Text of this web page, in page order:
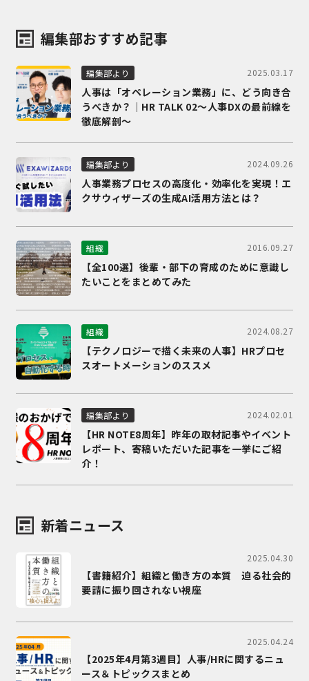
編集部おすすめ記事
編集部より 2025.03.17
人事は「オペレーション業務」に、どう向き合
うべきか？｜HR TALK 02～人事DXの最前線を
徹底解剖～
編集部より 2024.09.26
人事業務プロセスの高度化・効率化を実現！エ
クサウィザーズの生成AI活用方法とは？
組織 2016.09.27
【全100選】後輩・部下の育成のために意識し
たいことをまとめてみた
組織 2024.08.27
【テクノロジーで描く未来の人事】HRプロセ
スオートメーションのススメ
編集部より 2024.02.01
【HR NOTE8周年】昨年の取材記事やイベント
レポート、寄稿いただいた記事を一挙にご紹
介！
新着ニュース
2025.04.30
【書籍紹介】組織と働き方の本質 迫る社会的
要請に振り回されない視座
2025.04.24
【2025年4月第3週目】人事/HRに関するニュ
ース＆トピックスまとめ